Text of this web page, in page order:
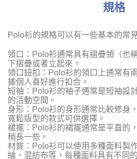
規格
Polo衫的規格可以有一些基本的常
領口：Polo衫通常具有摺疊領（也
下摺疊或者立起來。
領口鈕扣：Polo衫的領口上通常有
據個人喜好進行扣合。
短袖：Polo衫的袖子通常是短袖設
的活動空間。
身形：Polo衫的身形通常比較修身
寬鬆版型的款式可供選擇。
裙擺：Polo衫的裙擺通常是平直的
稍長一些。
材質：Polo衫可以使用多種面料製
綸、混紡布等，每種面料具有不同